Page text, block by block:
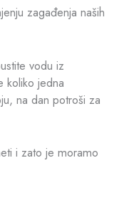
zagađenja naših
vodu iz
koliko jedna
na dan potroši za
i zato je moramo